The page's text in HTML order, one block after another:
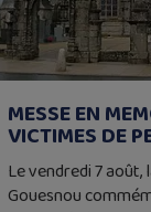
MESSE EN
VICTIMES DE
Le vendredi 7 août,
Gouesnou